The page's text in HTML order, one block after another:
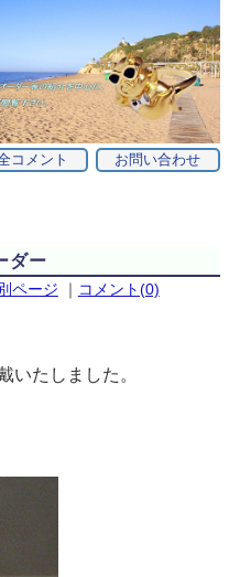
お問い合わせ
コメント
ダー
ページ ｜ コメント(0)
いたしました。